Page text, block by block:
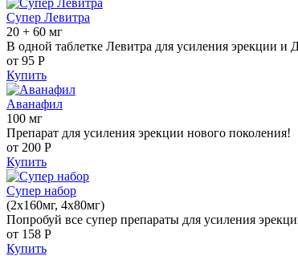
Супер Левитра
20 + 60 мг
В одной таблетке Левитра для усиления эрекции и
от 95 Р
Купить
Аванафил
100 мг
Препарат для усиления эрекции нового поколения!
от 200 Р
Купить
Супер набор
(2х160мг, 4х80мг)
Попробуй все супер препараты для усиления
от 158 Р
Купить